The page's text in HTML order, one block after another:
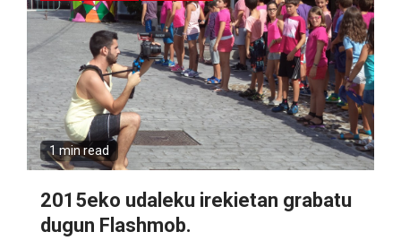
1 min read
2015eko udaleku irekietan grabatu
dugun Flashmob.